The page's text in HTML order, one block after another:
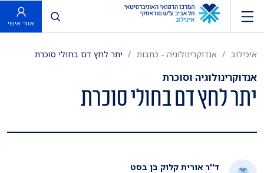
פתח חיפוש
אזור אישי
איכילוב אנדוקרינולוגיה - כתבות יתר לחץ דם בחולי סוכרת
אנדוקרינולוגיה וסוכרת
יתר לחץ דם בחולי סוכרת
ד''ר אורית קלוק בן בסט